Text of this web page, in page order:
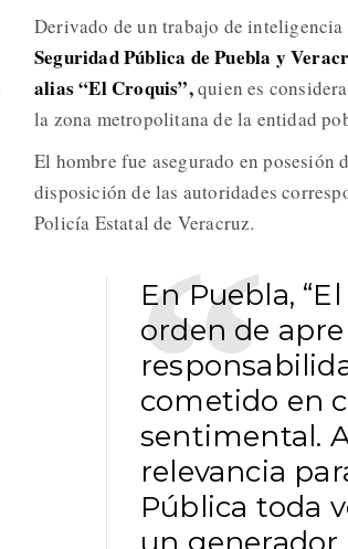
Derivado de un trabajo de
Seguridad Pública de Puebla y
alias “El Croquis”,quien es
la zona metropolitana de la entidad
El hombre fue asegurado en posesión
disposición de las autoridades
Policía Estatal de Veracruz.
En Puebla,
orden de
cometido en
sentimental.
relevancia
Pública toda